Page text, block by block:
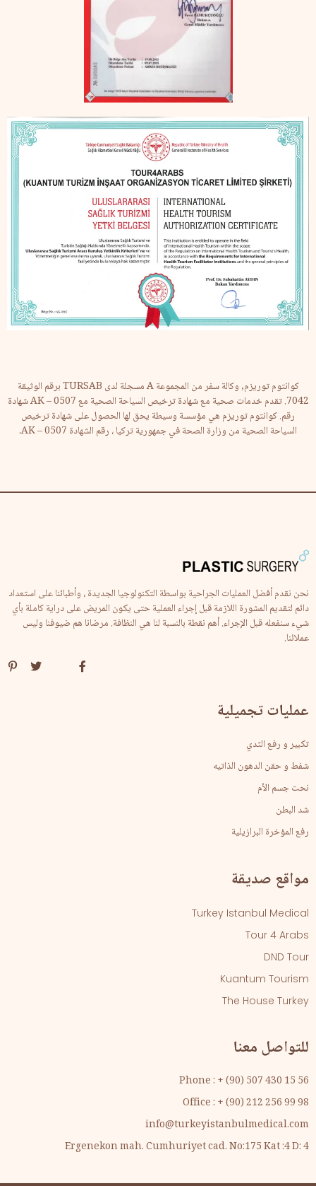
كوانتوم توريزم, وكالة سفر من المجموعة A مسجلة لدى TURSAB برقم الوثيقة
7042. تقدم خدمات صحية مع شهادة ترخيص السياحة الصحية مع AK – 0507 شهادة
رقم. كوانتوم توريزم هي مؤسسة وسيطة يحق لها الحصول على شهادة ترخيص
السياحة الصحية من وزارة الصحة في جمهورية تركيا ، رقم الشهادة AK – 0507.
نحن نقدم أفضل العمليات الجراحية بواسطة التكنولوجيا الجديدة ، وأطبائنا على استعداد
دائم لتقديم المشورة اللازمة قبل إجراء العملية حتى يكون المريض على دراية كاملة بأي
شيء سنفعله قبل الإجراء. أهم نقطة بالنسبة لنا هي النظافة. مرضانا هم ضيوفنا وليس
عملائنا.
عمليات تجميلية
تكبير و رفع الثدي
شفط و حقن الدهون الذاتيه
نحت جسم الأم
شد البطن
رفع المؤخرة البرازيلية
مواقع صديقة
Turkey Istanbul Medical
Tour 4 Arabs
DND Tour
Kuantum Tourism
The House Turkey
للتواصل معنا
Phone : + (90) 507 430 15 56
Office : + (90) 212 256 99 98
info@turkeyistanbulmedical.com
Ergenekon mah. Cumhuriyet cad. No:175 Kat :4 D: 4